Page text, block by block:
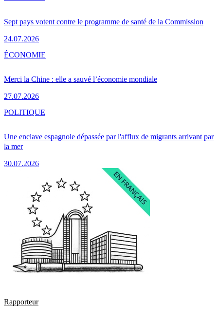
Sept pays votent contre le programme de santé de la Commission
24.07.2026
Merci la Chine : elle a sauvé l’économie mondiale
27.07.2026
ÉCONOMIE
Une enclave espagnole dépassée par l'afflux de migrants arrivant par
la mer
30.07.2026
POLITIQUE
Rapporteur